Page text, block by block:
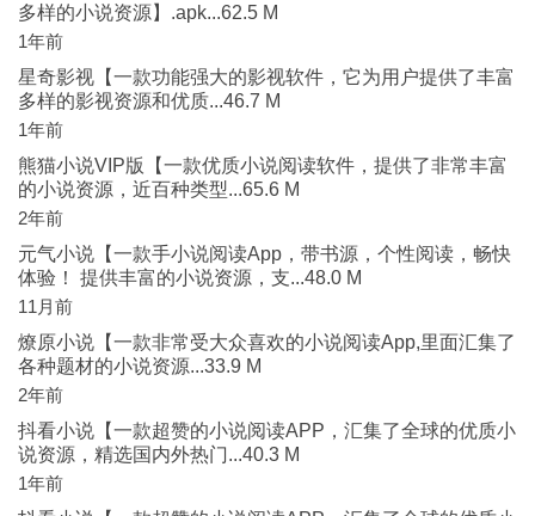
多样的小说资源】.apk...62.5 M
1年前
星奇影视【一款功能强大的影视软件，它为用户提供了丰富
多样的影视资源和优质...46.7 M
1年前
熊猫小说VIP版【一款优质小说阅读软件，提供了非常丰富
的小说资源，近百种类型...65.6 M
2年前
元气小说【一款手小说阅读App，带书源，个性阅读，畅快
体验！ 提供丰富的小说资源，支...48.0 M
11月前
燎原小说【一款非常受大众喜欢的小说阅读App,里面汇集了
各种题材的小说资源...33.9 M
2年前
抖看小说【一款超赞的小说阅读APP，汇集了全球的优质小
说资源，精选国内外热门...40.3 M
1年前